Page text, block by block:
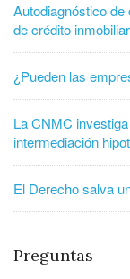
Autodiagnóstico
de crédito
¿Pueden las
La CNMC
intermediación
El Derecho salva
Preguntas